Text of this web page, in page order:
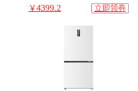
￥4399.2 立即领券